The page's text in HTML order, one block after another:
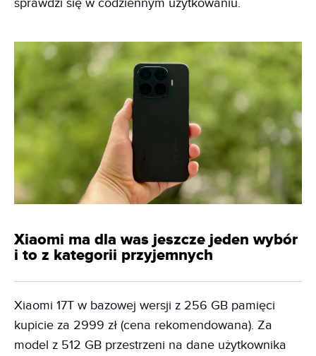
sprawdzi się w codziennym użytkowaniu.
Xiaomi ma dla was jeszcze jeden wybór
i to z kategorii przyjemnych
Xiaomi 17T w bazowej wersji z 256 GB pamięci
kupicie za 2999 zł (cena rekomendowana). Za
model z 512 GB przestrzeni na dane użytkownika